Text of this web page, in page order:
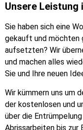
Unsere Leistung
Sie haben sich eine
gekauft und möchten
aufsetzten? Wir
und machen alles
Sie und Ihre neuen
Wir kümmern uns um
der kostenlosen und
über die
Abrissarbeiten bis zur